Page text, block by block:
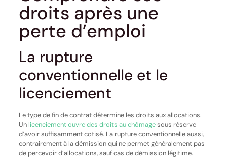
droits après une
perte d’emploi
La rupture
conventionnelle et le
licenciement
Le type de fin de contrat détermine les droits aux allocations.
Un licenciement ouvre des droits au chômagesous réserve
d’avoir suffisamment cotisé. La rupture conventionnelle aussi,
contrairement à la démission qui ne permet généralement pas
de percevoir d’allocations, sauf cas de démission légitime.